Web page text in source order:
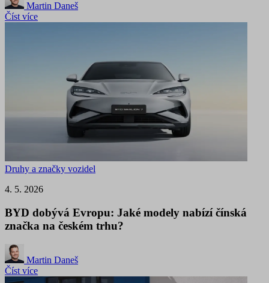
Martin Daneš
Číst více
Druhy a značky vozidel
4. 5. 2026
BYD dobývá Evropu: Jaké modely nabízí čínská
značka na českém trhu?
Martin Daneš
Číst více